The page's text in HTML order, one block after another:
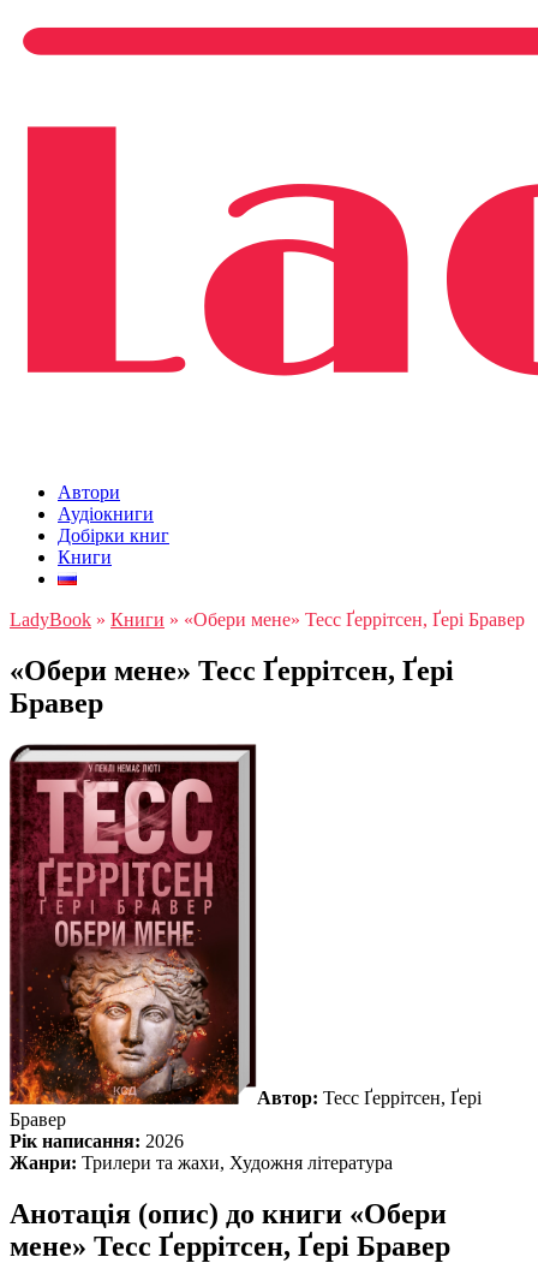
Автори
Аудіокниги
Добірки книг
Книги
LadyBook » Книги » «Обери мене» Тесс Ґеррітсен, Ґері Бравер
«Обери мене» Тесс Ґеррітсен, Ґері
Бравер
Автор: Тесс Ґеррітсен, Ґері
Бравер
Рік написання: 2026
Жанри: Трилери та жахи, Художня література
Анотація (опис) до книги «Обери
мене» Тесс Ґеррітсен, Ґері Бравер